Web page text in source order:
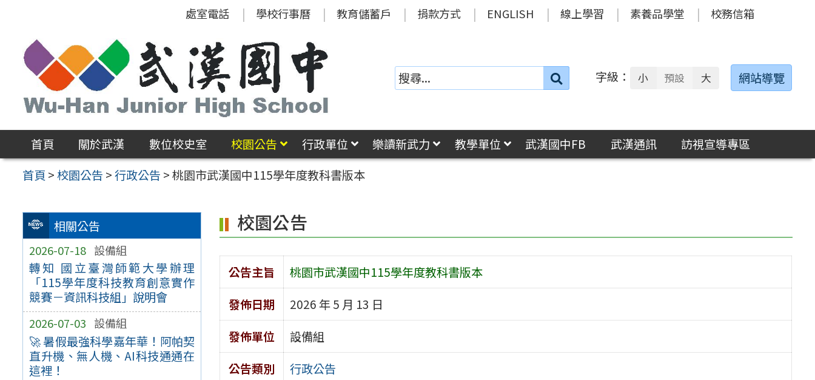
區
處室電話 學校行事曆 教育儲蓄戶 捐款方式 ENGLISH 線上學習 素養品學堂 校務信箱
搜
字級： 小 預設 大 網站導覽
首頁 關於武漢 數位校史室 校園公告 行政單位 樂讀新武力 教學單位 武漢國中FB 武漢通訊
訪視宣導專區
首頁 >校園公告 >行政公告 >桃園市武漢國中115學年度教科書版本
相關公告
2026-07-18 設備組
轉知 國立臺灣師範大學辦理
「115學年度科技教育創意實作
競賽－資訊科技組」說明會
2026-07-03 設備組
🚀 暑假最強科學嘉年華！阿帕契
直升機、無人機、AI科技通通在
這裡！
校園公告
公告主旨
桃園市武漢國中115學年度教科書版本
發佈日期
2026 年 5 月 13 日
發佈單位
設備組
公告類別
行政公告